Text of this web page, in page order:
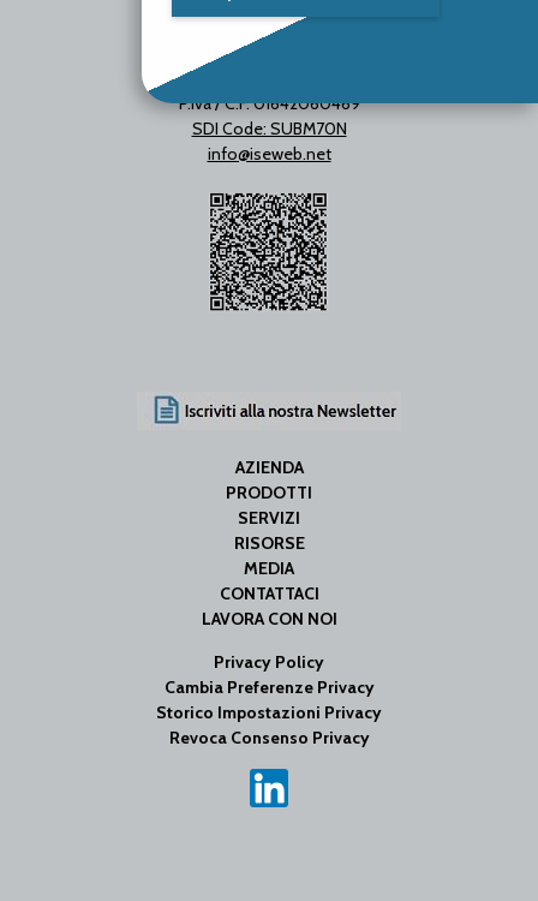
P.Iva / C.F. 01642060469
SDI Code: SUBM70N
info@iseweb.net
AZIENDA
PRODOTTI
SERVIZI
RISORSE
MEDIA
CONTATTACI
LAVORA CON NOI
Privacy Policy
Cambia Preferenze Privacy
Storico Impostazioni Privacy
Revoca Consenso Privacy